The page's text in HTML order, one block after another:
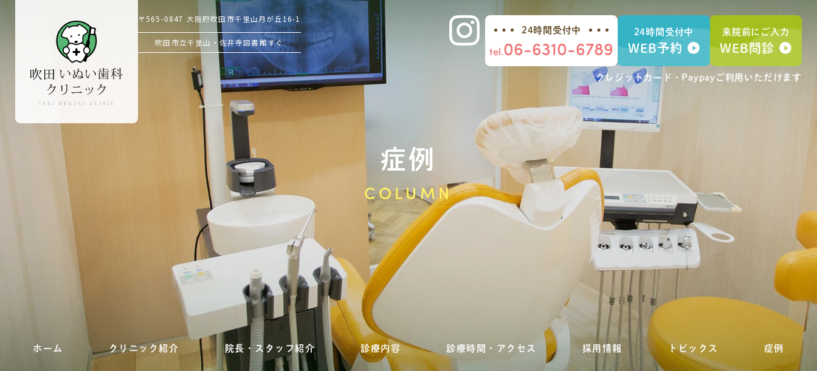
〒565-0847 大阪府吹田市千里山月が丘16-1
吹田市立千里山・佐井寺図書館すぐ
24時間受付中
tel.06-6310-6789
24時間受付中
WEB予約
来院前にご入力
WEB問診
クレジットカード・Paypay ご利用いただけます
症例
COLUMN
ホーム クリニック紹介 院長・スタッフ紹介 診療内容 診療時間・アクセス 採用情報 トピックス 症例